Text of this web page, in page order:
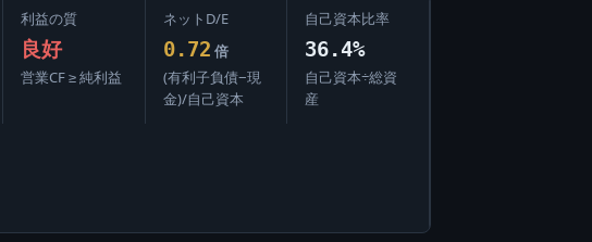
利益の質
良好
営業CF ≥ 純利益
ネットD/E
0.72 倍
(有利子負債−現
金)/自己資本
自己資本比率
36.4%
自己資本÷総資
産